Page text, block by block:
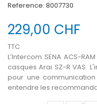
Reference: 8007730
229,00 CHF
TTC
L’Intercom SENA ACS-
casques Arai SZ-R VAS.
pour une
entendre les